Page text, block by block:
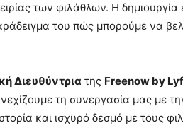
των φιλάθλων. Η
του πώς μπορούμε να
Διευθύντρια της Freenow by
τη συνεργασία μας με
και ισχυρό δεσμό με τους